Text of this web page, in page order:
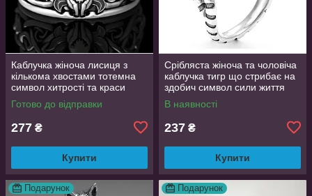
Каблучка жіноча лисиця з
кількома хвостами тотемна
символ хитрості та краси
регульований розмір
AurumLux106
Готово до відправки
277 ₴
Купити
Срібляста жіноча та чоловіча
каблучка тигр що стрибає на
здобич символ сили життя
регульована TigerPower416
В наявності
237 ₴
Купити
Подарунок Подарунок